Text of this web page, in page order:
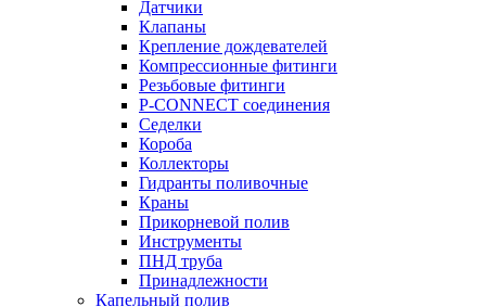
Датчики
Клапаны
Крепление дождевателей
Компрессионные фитинги
Резьбовые фитинги
P-CONNECT соединения
Седелки
Короба
Коллекторы
Гидранты поливочные
Краны
Прикорневой полив
Инструменты
ПНД труба
Принадлежности
Капельный полив